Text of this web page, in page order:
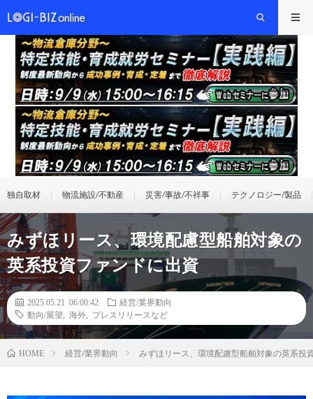
独自取材 物流施設/不動産 災害/事故/不祥事 テクノロジー/製品
みずほリース、環境配慮型船舶対象の
英系投資ファンドに出資
2025.05.21 06:00:42
経営/業界動向
動向/展望
海外 プレスリリースなど
HOME 経営/業界動向 みずほリース、環境配慮型船舶対象の英系投